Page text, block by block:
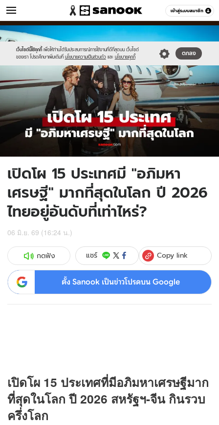
เข้าสู่ระบบสมาชิก
ข่าว หมวดอื่นๆ
เว็บไซต์นี้ใช้คุกกี้ เพื่อให้ท่านได้รับประสบการณ์การใช้งานที่ดีที่สุดบน เว็บไซต์
ของเรา โปรดศึกษาเพิ่มเติมที่ นโยบายความเป็นส่วนตัว และ นโยบายคุกกี้
ตกลง
Sanook
//s.isanook.com/sr/0/images/logo-
new-
sanook.png
600
60
//s.isanook.com/ns/0/ud/1978/9892306/new-
thumbnail1200x720_v2.jpg
เปิดโผ 15 ประเทศมี "อภิมหา
เศรษฐี" มากที่สุดในโลก ปี 2026
ไทยอยู่อันดับที่เท่าไหร่?
06 มิ.ย. 69 (16:24 น.)
กดฟัง แชร์ Copy link
ตั้ง Sanook เป็นข่าวโปรดบน Google
เปิดโผ 15 ประเทศที่มีอภิมหาเศรษฐีมาก
ที่สุดในโลก ปี 2026 สหรัฐฯ-จีน กินรวบ
ครึ่งโลก